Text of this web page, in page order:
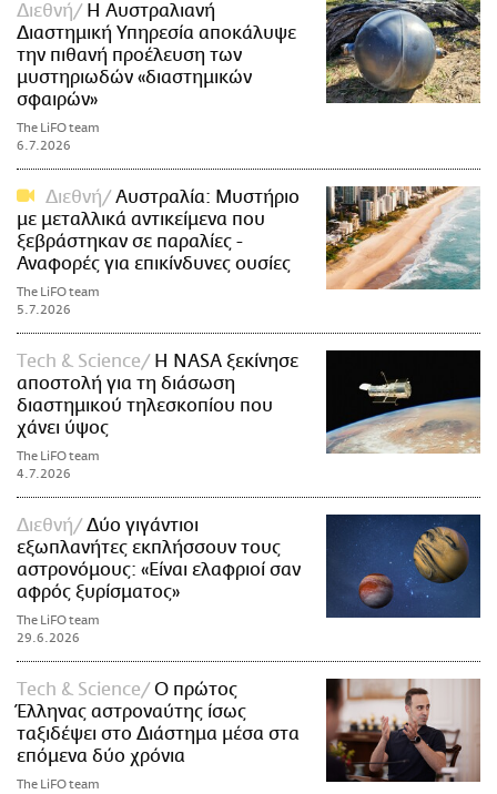
Διεθνή
Η Αυστραλιανή
Διαστημική Υπηρεσία αποκάλυψε
την πιθανή προέλευση των
μυστηριωδών «διαστημικών
σφαιρών»
The LiFO team
6.7.2026
Διεθνή
Αυστραλία: Μυστήριο
με μεταλλικά αντικείμενα που
ξεβράστηκαν σε παραλίες -
Αναφορές για επικίνδυνες ουσίες
The LiFO team
5.7.2026
Τech & Science
Η NASA ξεκίνησε
αποστολή για τη διάσωση
διαστημικού τηλεσκοπίου που
χάνει ύψος
The LiFO team
4.7.2026
Διεθνή
Δύο γιγάντιοι
εξωπλανήτες εκπλήσσουν τους
αστρονόμους: «Είναι ελαφριοί σαν
αφρός ξυρίσματος»
The LiFO team
29.6.2026
Τech & Science
Ο πρώτος
Έλληνας αστροναύτης ίσως
ταξιδέψει στο Διάστημα μέσα στα
επόμενα δύο χρόνια
The LiFO team